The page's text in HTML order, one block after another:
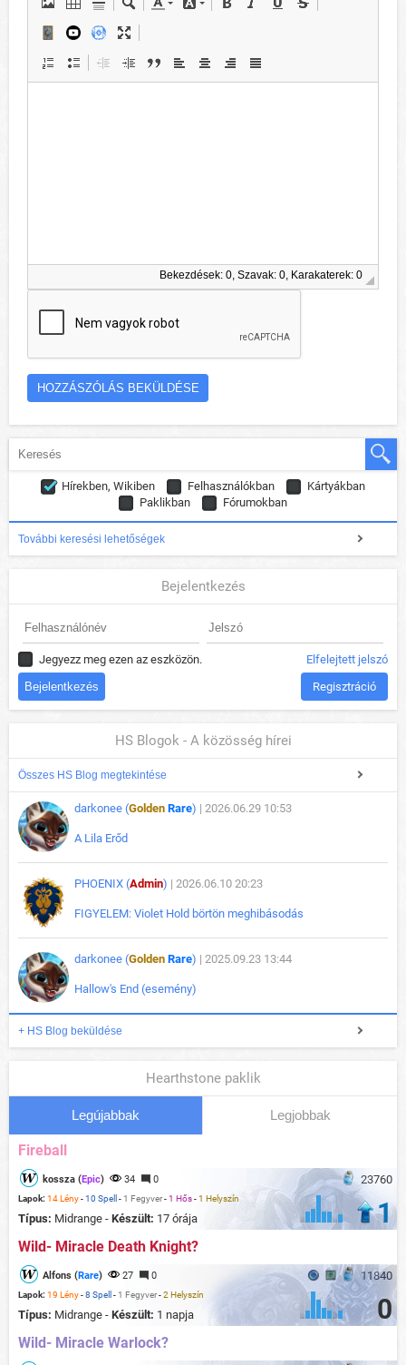
Bekezdések: 0, Szavak: 0, Karakaterek: 0
Hírekben, Wikiben Felhasználókban
Kártyákban
Paklikban
Fórumokban
További keresési lehetőségek
Bejelentkezés
Jegyezz meg ezen az eszközön. Elfelejtett jelszó
Regisztráció
HS Blogok - A közösség hírei
Összes HS Blog megtekintése
darkonee (Golden Rare) | 2026.06.29 10:53
A Lila Erőd
PHOENIX (Admin) | 2026.06.10 20:23
FIGYELEM: Violet Hold börtön meghibásodás
darkonee (Golden Rare) | 2025.09.23 13:44
Hallow's End (esemény)
+ HS Blog beküldése
Hearthstone paklik
Legújabbak Legjobbak
Fireball
23760
kossza (Epic) 34 0
Lapok: 14 Lény-10 Spell - 1 Fegyver-1 Hős-1 Helyszín
Típus: Midrange - Készült: 17 órája 1
Wild- Miracle Death Knight?
11840
Alfons (Rare) 27 0
Lapok: 19 Lény-8 Spell - 1 Fegyver-2 Helyszín
Típus: Midrange - Készült: 1 napja 0
Wild- Miracle Warlock?